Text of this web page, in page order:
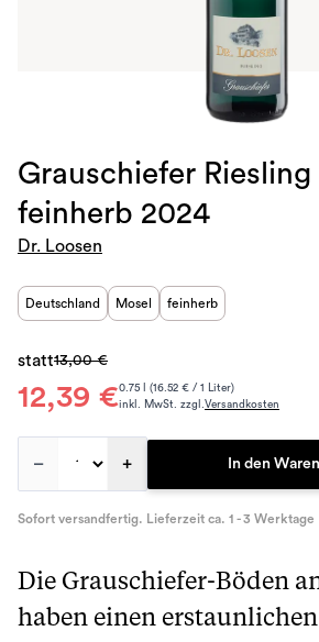
Grauschiefer Riesling
feinherb 2024
Dr. Loosen
Deutschland Mosel feinherb
12,39 €
statt13,00 €
0.75 l (16.52 € / 1 Liter)
inkl. MwSt. zzgl.Versandkosten
– + In den
Sofort versandfertig. Lieferzeit ca. 1 - 3 Werktage
Die Grauschiefer-Böden
haben einen